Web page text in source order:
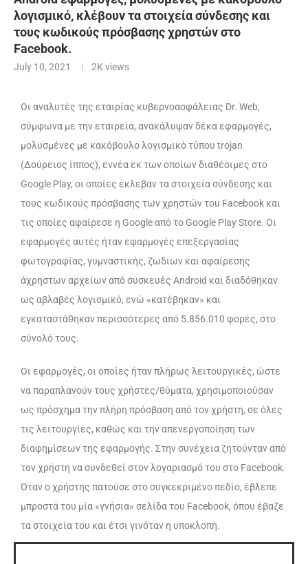
λογισμικό, κλέβουν τα στοιχεία σύνδεσης και
τους κωδικούς πρόσβασης χρηστών στο
Facebook.
July 10, 2021 2K views
Οι αναλυτές της εταιρίας κυβερνοασφάλειας Dr. Web,
σύμφωνα με την εταιρεία, ανακάλυψαν δέκα εφαρμογές,
μολυσμένες με κακόβουλο λογισμικό τύπου trojan
(Δούρειος ίππος), εννέα εκ των οποίων διαθέσιμες στο
Google Play, οι οποίες έκλεβαν τα στοιχεία σύνδεσης και
τους κωδικούς πρόσβασης των χρηστών του Facebook και
τις οποίες αφαίρεσε η Google από το Google Play Store. Οι
εφαρμογές αυτές ήταν εφαρμογές επεξεργασίας
φωτογραφίας, γυμναστικής, ζωδίων και αφαίρεσης
άχρηστων αρχείων από συσκευές Android και διαδόθηκαν
ως αβλαβές λογισμικό, ενώ «κατέβηκαν» και
εγκαταστάθηκαν περισσότερες από 5.856.010 φορές, στο
σύνολό τους.
Οι εφαρμογές, οι οποίες ήταν πλήρως λειτουργικές, ώστε
να παραπλανούν τους χρήστες/θύματα, χρησιμοποιούσαν
ως πρόσχημα την πλήρη πρόσβαση από τον χρήστη, σε όλες
τις λειτουργίες, καθώς και την απενεργοποίηση των
διαφημίσεων της εφαρμογής. Στην συνέχεια ζητούνταν από
τον χρήστη να συνδεθεί στον λογαριασμό του στο Facebook.
Όταν ο χρήστης πατούσε στο συγκεκριμένο πεδίο, έβλεπε
μπροστά του μία «γνήσια» σελίδα του Facebook, όπου έβαζε
τα στοιχεία του και έτσι γινόταν η υποκλοπή.